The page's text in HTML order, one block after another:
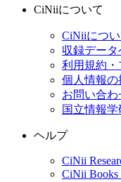
CiNiiについて
CiNiiについ
収録デー
利用規約
個人情報の
お問い合わ
国立情報
ヘルプ
CiNii
CiNii